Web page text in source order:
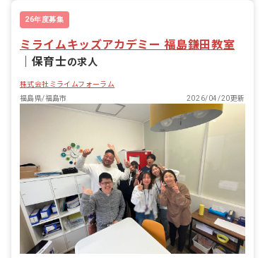
26年度募集
ミライムキッズアカデミー 福島鎌田教室
保育士の求人
株式会社ミライムフォーラム
福島県/福島市
2026/04/20更新